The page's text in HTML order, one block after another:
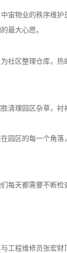
宙物业的秩序维
最大心愿。
社区整理仓库，热
清理园区杂草，衬
园区的每一个角
每天都需要不断
工程维修员张宏财